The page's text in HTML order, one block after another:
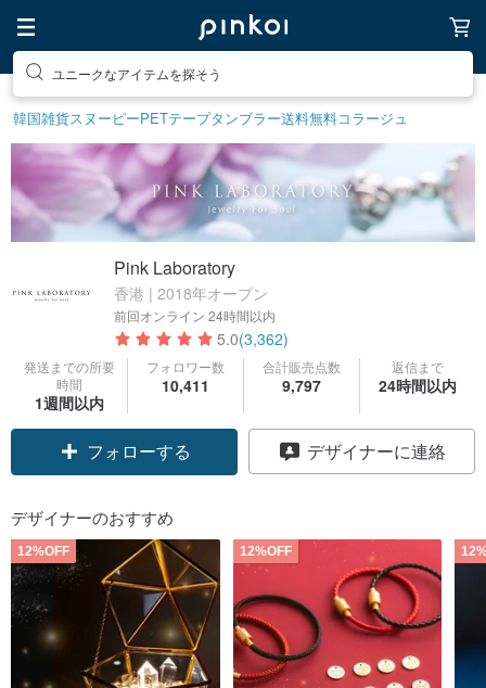
ユニークなアイテムを探そう
韓国雑貨スヌーピーPETテープタンブラー送料無料コラージュ
Pink Laboratory
香港 | 2018年オープン
前回オンライン 24時間以内
5.0(3,362)
発送までの所要
時間
1週間以内
フォロワー数
10,411
合計販売点数
9,797
返信まで
24時間以内
フォローする デザイナーに連絡
デザイナーのおすすめ
12%OFF 12%OFF